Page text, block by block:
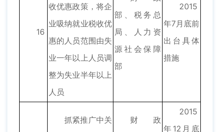
16
收优惠政策，将企
业吸纳就业税收优
惠的人员范围由失
业一年以上人员调
整为失业半年以上
人员
部、税务总
局、人力资
源社会保障
部
2015
年7月底前
出台具体
措施
抓紧推广中关
财政
2015
年12月底